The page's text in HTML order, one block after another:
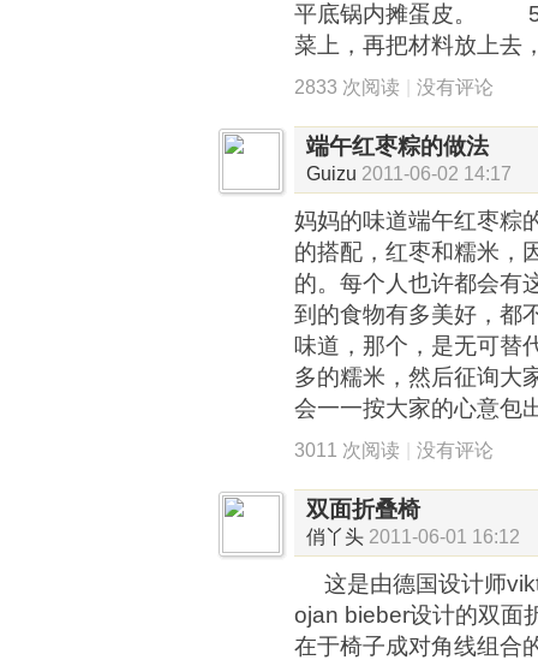
平底锅内摊蛋皮。 5
菜上，再把材料放上去
2833 次阅读 | 没有评论
端午红枣粽的做法
Guizu 2011-06-02 14:17
妈妈的味道端午红枣粽
的搭配，红枣和糯米，
的。每个人也许都会有
到的食物有多美好，都
味道，那个，是无可替
多的糯米，然后征询大
会一一按大家的心意包
3011 次阅读 | 没有评论
双面折叠椅
俏丫头 2011-06-01 16:12
这是由德国设计师
ojan bieber设计的双面
在于椅子成对角线组合